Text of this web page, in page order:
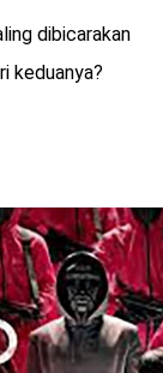
dibicarakan
keduanya?